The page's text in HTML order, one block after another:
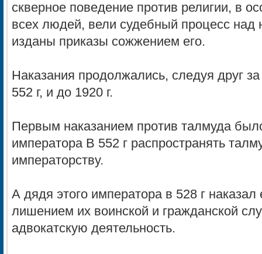
скверное поведение против религии, в
всех людей, вели судебный процесс
изданы приказы сожжением его.
Наказания продолжались, следуя друг
552 г, и до 1920 г.
Первым наказанием против талмуда
императора В 552 г распространять
императорству.
А дядя этого императора в 528 г
лишением их воинской и гражданской
адвокатскую деятельность.